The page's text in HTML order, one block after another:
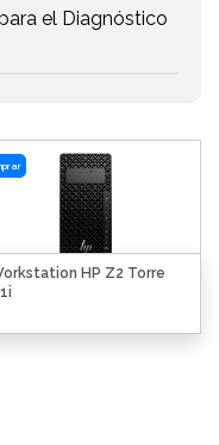
el Diagnóstico
HP Z2 Torre